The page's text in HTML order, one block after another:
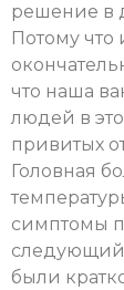
решение в
Потому
что наша
людей в
привитых
Головная
симптомы
следующий
были